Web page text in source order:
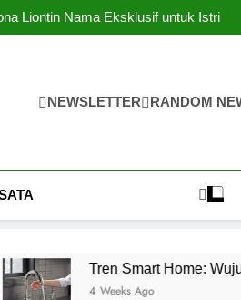
Liontin Nama Eksklusif untuk Istri
Futuristik Anda dengan Kran Air
Liontin Nama Eksklusif untuk Istri
Futuristik Anda dengan Kran Air
NEWSLETTER RANDOM
Smart Home: Wujudkan Dapur
Weeks Ago